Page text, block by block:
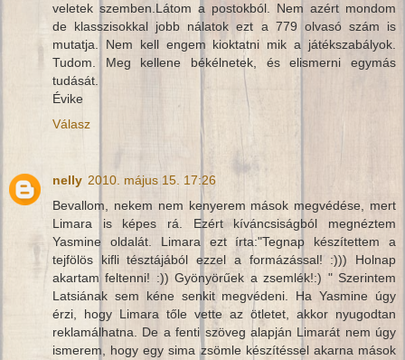
veletek szemben.Látom a postokból. Nem azért mondom
de klasszisokkal jobb nálatok ezt a 779 olvasó szám is
mutatja. Nem kell engem kioktatni mik a játékszabályok.
Tudom. Meg kellene békélnetek, és elismerni egymás
tudását.
Évike
Válasz
nelly 2010. május 15. 17:26
Bevallom, nekem nem kenyerem mások megvédése, mert
Limara is képes rá. Ezért kíváncsiságból megnéztem
Yasmine oldalát. Limara ezt írta:"Tegnap készítettem a
tejfölös kifli tésztájából ezzel a formázással! :))) Holnap
akartam feltenni! :)) Gyönyörűek a zsemlék!:) " Szerintem
Latsiának sem kéne senkit megvédeni. Ha Yasmine úgy
érzi, hogy Limara tőle vette az ötletet, akkor nyugodtan
reklamálhatna. De a fenti szöveg alapján Limarát nem úgy
ismerem, hogy egy sima zsömle készítéssel akarna mások